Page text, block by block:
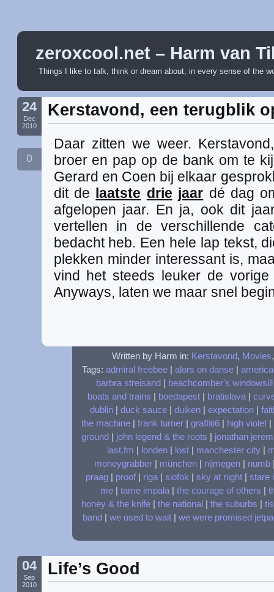
zeroxcool.net – Harm van
Things I like to talk, think or dream about, in every sense of the
24
Dec
2010
0
Kerstavond, een terugblik
Daar zitten we weer.
broer en pap op de bank om te
Gerard en Coen bij elkaar
dit de laatste drie jaar dé dag
afgelopen jaar. En ja, ook dit
vertellen in de verschillende
bedacht heb. Een hele lap tekst,
plekken minder interessant is,
vind het steeds leuker de
Anyways, laten we maar snel
Written by Harm in: Kerstavond, Movies
Tags: admiral freebee| alors on danse|
barbra streisand
beachcomber's windowsill
boats and trains
boedapest| bratislava|
dublin| duck sauce| duiken| expectation|
the machine| frank turner| graffiti6| high violet|
ground
john legend & the roots
jonathan
last.fm
londen| lost| manchester city|
moneygrabber| münchen| nijmegen| numb
praag| proof| riga| siofok sky at night| stare
me| tame impala| the courage of others
honey & the knife| the national the suburbs
band
we used to wait| we were promised
04
Sep
2010
Life’s Good